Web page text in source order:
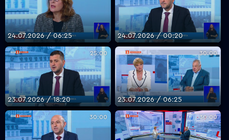
24.07.2026 / 06:25 24.07.2026 / 00:20
25:00
23.07.2026 / 18:20
30:00
23.07.2026 / 06:25
30:00 30:00